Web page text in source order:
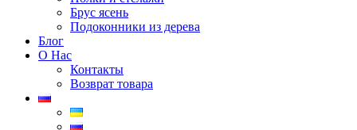
Брус ясень
Подоконники из дерева
Блог
О Нас
Контакты
Возврат товара